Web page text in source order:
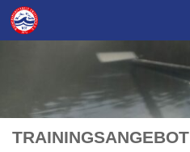
Skip to content
TRAININGSANGEBOT